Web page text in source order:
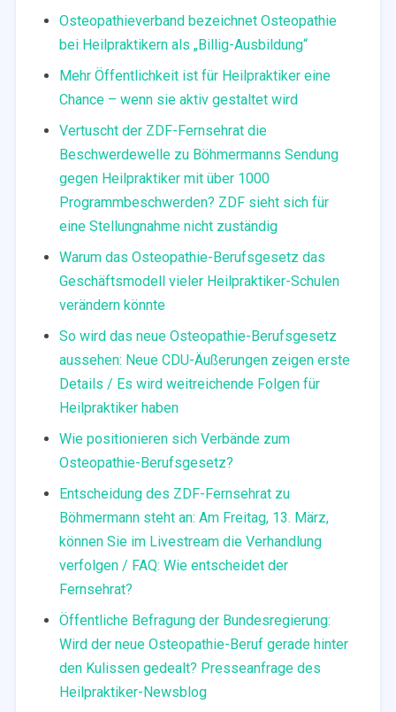
Osteopathieverband bezeichnet Osteopathie
bei Heilpraktikern als „Billig-Ausbildung“
Mehr Öffentlichkeit ist für Heilpraktiker eine
Chance – wenn sie aktiv gestaltet wird
Vertuscht der ZDF-Fernsehrat die
Beschwerdewelle zu Böhmermanns Sendung
gegen Heilpraktiker mit über 1000
Programmbeschwerden? ZDF sieht sich für
eine Stellungnahme nicht zuständig
Warum das Osteopathie-Berufsgesetz das
Geschäftsmodell vieler Heilpraktiker-Schulen
verändern könnte
So wird das neue Osteopathie-Berufsgesetz
aussehen: Neue CDU-Äußerungen zeigen erste
Details / Es wird weitreichende Folgen für
Heilpraktiker haben
Wie positionieren sich Verbände zum
Osteopathie-Berufsgesetz?
Entscheidung des ZDF-Fernsehrat zu
Böhmermann steht an: Am Freitag, 13. März,
können Sie im Livestream die Verhandlung
verfolgen / FAQ: Wie entscheidet der
Fernsehrat?
Öffentliche Befragung der Bundesregierung:
Wird der neue Osteopathie-Beruf gerade hinter
den Kulissen gedealt? Presseanfrage des
Heilpraktiker-Newsblog